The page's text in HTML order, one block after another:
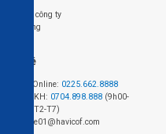
Giới thiệu công ty
Tuyển dụng
Liên hệ
Đặt hàng Online: 0225.662.8888
Hotline CSKH: 0704.898.888 (9h00-
18h00, từ T2-T7)
Email: sale01@havicof.com